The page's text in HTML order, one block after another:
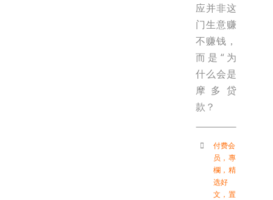
应并非这
门生意赚
不赚钱，
而是“为
什么会是
摩多贷
款？
付费会
员 ， 專
欄 ， 精
选好
文 ， 置